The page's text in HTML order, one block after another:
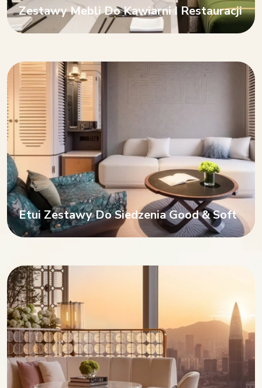
Zestawy Mebli Do Kawiarni I Restauracji
Etui Zestawy Do Siedzenia Good & Soft